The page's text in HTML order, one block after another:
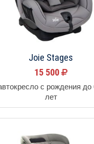
Joie Stages
15 500
с рождения до
лет